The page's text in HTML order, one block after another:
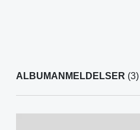
ALBUMANMELDELSER (3)